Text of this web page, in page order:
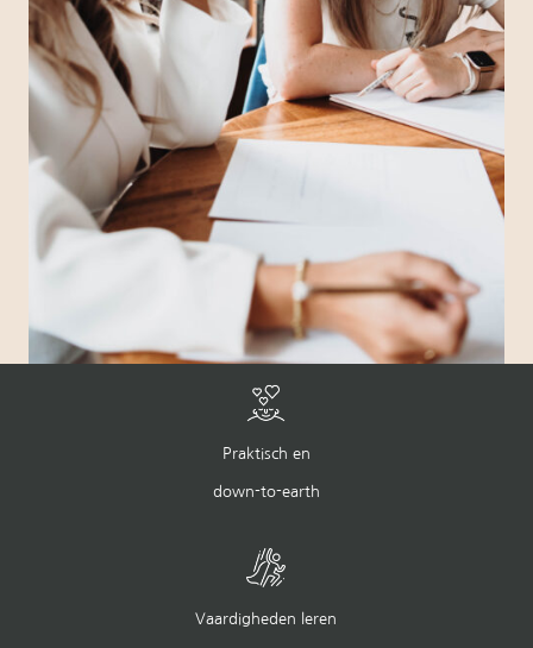
Praktisch en
down-to-earth
Vaardigheden leren